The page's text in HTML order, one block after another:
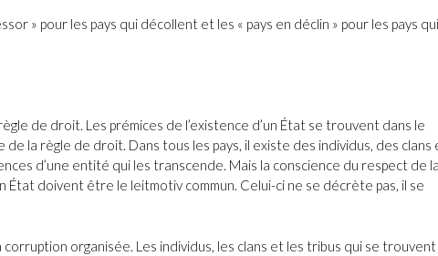
» pour les pays qui décollent et les « pays en déclin » pour les pays qui
de droit. Les prémices de l’existence d’un État se trouvent dans le
la règle de droit. Dans tous les pays, il existe des individus, des clans
d’une entité qui les transcende. Mais la conscience du respect de la
État doivent être le leitmotiv commun. Celui-ci ne se décrète pas, il se
corruption organisée. Les individus, les clans et les tribus qui se trouvent